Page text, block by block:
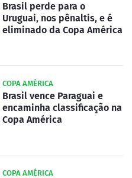
Brasil perde para o
Uruguai, nos pênaltis, e é
eliminado da Copa América
COPA AMÉRICA
Brasil vence Paraguai e
encaminha classificação na
Copa América
COPA AMÉRICA